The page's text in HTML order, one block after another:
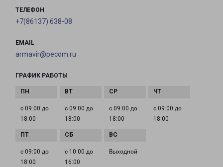
ТЕЛЕФОН
+7(86137) 638-08
EMAIL
armavir@pecom.ru
ГРАФИК РАБОТЫ
с 09:00 до
18:00
с 09:00 до
18:00
с 09:00 до
18:00
с 09:00 до
18:00
с 09:00 до
18:00
с 10:00 до
16:00
Выходной